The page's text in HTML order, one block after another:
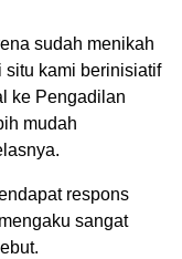
sudah menikah
situ kami berinisiatif
ke Pengadilan
mudah
respons
sangat